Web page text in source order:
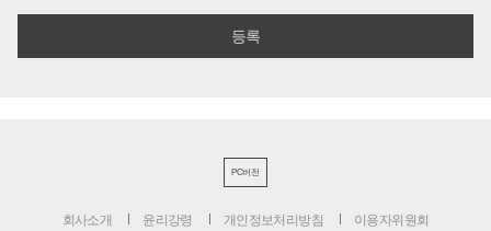
PC버전
회사소개 윤리강령 개인정보처리방침 이용자위원회